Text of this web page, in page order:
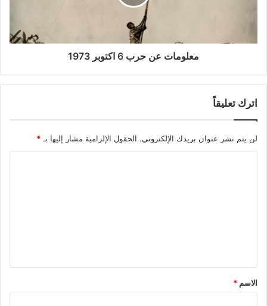
معلومات عن حرب 6 اكتوبر 1973
اترك تعليقاً
لن يتم نشر عنوان بريدك الإلكتروني. الحقول الإلزامية مشار إليها بـ*
الاسم *